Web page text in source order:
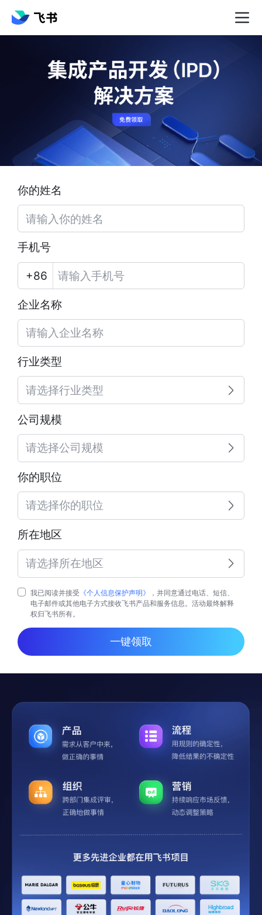
你的姓名
手机号
企业名称
行业类型
请选择行业类型
公司规模
请选择公司规模
你的职位
请选择你的职位
所在地区
请选择所在地区
我已阅读并接受 《个人信息保护声明》
，并同意通过电话、短信、
电子邮件或其他电子方式接收飞书产品和服务信息。活动最终解释
权归飞书所有。
一键领取